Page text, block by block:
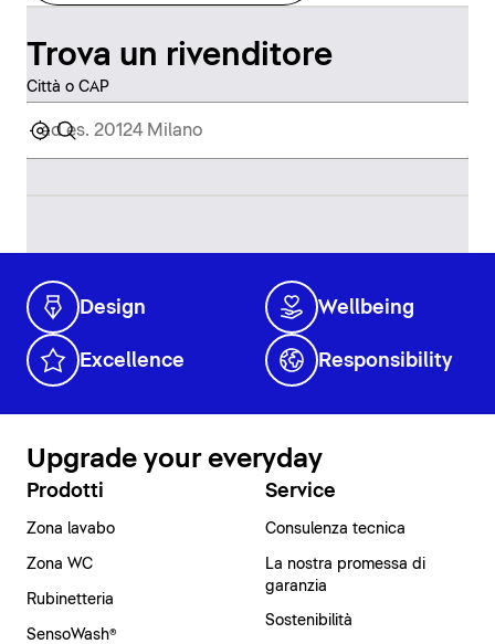
Trova un rivenditore
Città o CAP
Design Wellbeing
Excellence Responsibility
Upgrade your everyday
Prodotti
Zona lavabo
Zona WC
Rubinetteria
SensoWash®
Service
Consulenza tecnica
La nostra promessa di
garanzia
Sostenibilità